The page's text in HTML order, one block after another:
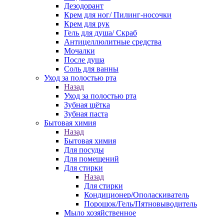
Дезодорант
Крем для ног/ Пилинг-носочки
Крем для рук
Гель для душа/ Скраб
Антицеллюлитные средства
Мочалки
После душа
Соль для ванны
Уход за полостью рта
Назад
Уход за полостью рта
Зубная щётка
Зубная паста
Бытовая химия
Назад
Бытовая химия
Для посуды
Для помещений
Для стирки
Назад
Для стирки
Кондиционер/Ополаскиватель
Порошок/Гель/Пятновыводитель
Мыло хозяйственное